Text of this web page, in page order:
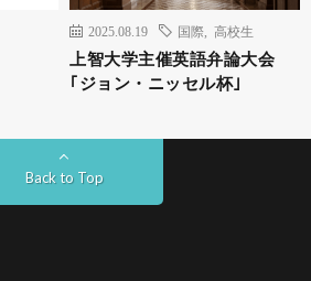
2025.08.19 国際 高校生
上智大学主催英語弁論大会
｢ジョン・ニッセル杯｣
Back to Top